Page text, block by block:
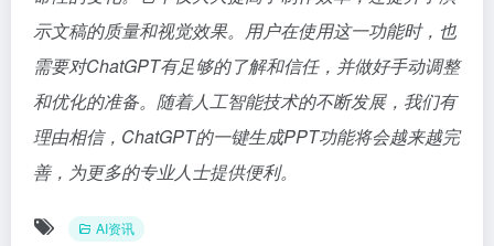
示文稿的质量和视觉效果。用户在使用这一功能时，也
需要对ChatGPT有足够的了解和信任，并做好手动调整
和优化的准备。随着人工智能技术的不断发展，我们有
理由相信，ChatGPT的一键生成PPT功能将会越来越完
善，为更多的专业人士提供便利。
AI资讯